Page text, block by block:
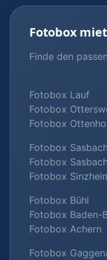
Fotobox
Finde den
Fotobox Lauf
Fotobox
Fotobox
Fotobox
Fotobox
Fotobox
Fotobox Bühl
Fotobox Baden-
Fotobox Achern
Fotobox